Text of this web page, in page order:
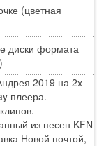
(цветная
диски формата
2019 на 2х
плеера.
из песен KFN
Новой почтой,